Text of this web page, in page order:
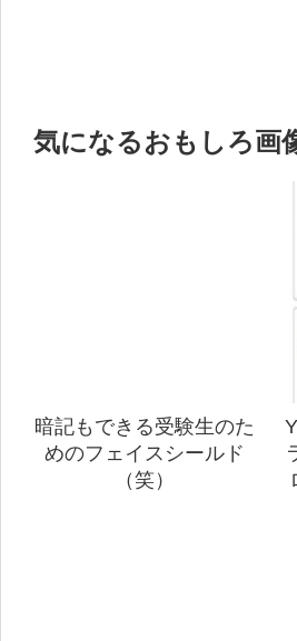
気になるおもしろ画
暗記もできる受験生のた
めのフェイスシールド
（笑）